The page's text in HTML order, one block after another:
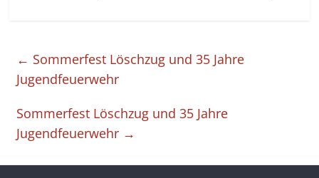
← Sommerfest Löschzug und 35 Jahre
Jugendfeuerwehr
Sommerfest Löschzug und 35 Jahre
Jugendfeuerwehr →